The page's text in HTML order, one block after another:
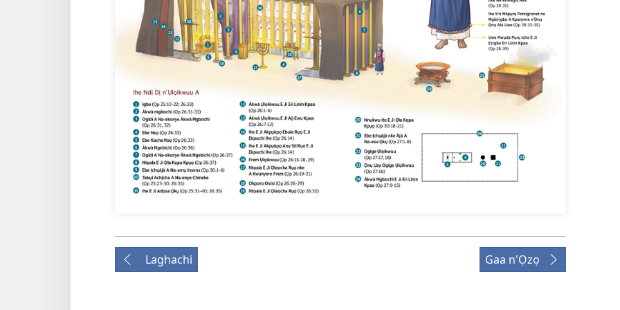
Laghachi Gaa n'Ọzọ